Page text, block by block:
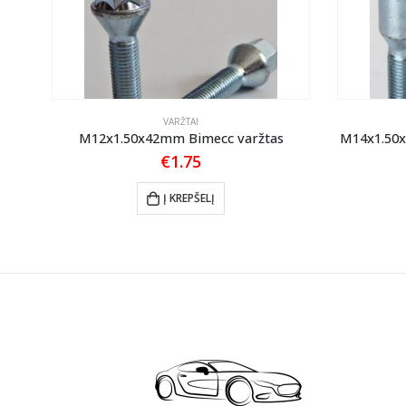
VARŽTAI
M12x1.50x42mm Bimecc varžtas
€1.75
Į KREPŠELĮ